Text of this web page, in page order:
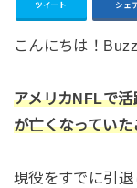
ツイート シェ
こんにちは！
アメリカNFLで活
が亡くなってい
現役をすでに引